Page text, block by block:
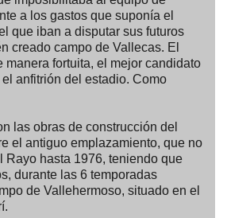
a los gastos que suponía el
que iban a disputar sus futuros
creado campo de Vallecas. El
manera fortuita, el mejor candidato
anfitrión del estadio. Como
las obras de construcción del
el antiguo emplazamiento, que no
Rayo hasta 1976, teniendo que
durante las 6 temporadas
de Vallehermoso, situado en el